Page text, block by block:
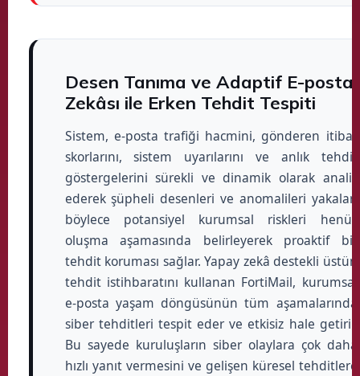
Desen Tanıma ve Adaptif E-posta
Zekâsı ile Erken Tehdit Tespiti
Sistem, e-posta trafiği hacmini, gönderen itibar
skorlarını, sistem uyarılarını ve anlık tehdit
göstergelerini sürekli ve dinamik olarak analiz
ederek şüpheli desenleri ve anomalileri yakalar;
böylece potansiyel kurumsal riskleri henüz
oluşma aşamasında belirleyerek proaktif bir
tehdit koruması sağlar. Yapay zekâ destekli üstün
tehdit istihbaratını kullanan FortiMail, kurumsal
e-posta yaşam döngüsünün tüm aşamalarında
siber tehditleri tespit eder ve etkisiz hale getirir.
Bu sayede kuruluşların siber olaylara çok daha
hızlı yanıt vermesini ve gelişen küresel tehditlere